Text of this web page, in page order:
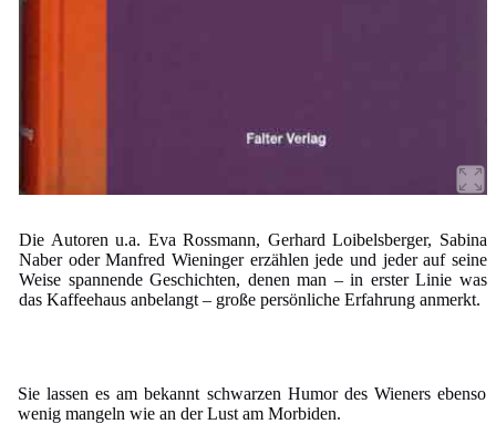
Die Autoren u.a. Eva Rossmann, Gerhard Loibelsberger, Sabina
Naber oder Manfred Wieninger erzählen jede und jeder auf seine
Weise spannende Geschichten, denen man – in erster Linie was
das Kaffeehaus anbelangt – große persönliche Erfahrung anmerkt.
Sie lassen es am bekannt schwarzen Humor des Wieners ebenso
wenig mangeln wie an der Lust am Morbiden.